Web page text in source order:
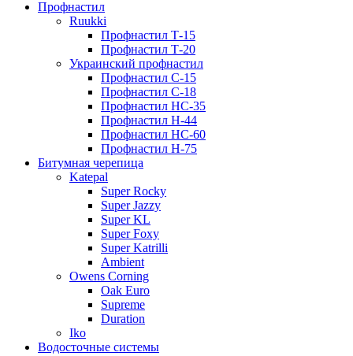
Профнастил
Ruukki
Профнастил Т-15
Профнастил Т-20
Украинский профнастил
Профнастил С-15
Профнастил С-18
Профнастил НС-35
Профнастил Н-44
Профнастил НС-60
Профнастил Н-75
Битумная черепица
Katepal
Super Rocky
Super Jazzy
Super KL
Super Foxy
Super Katrilli
Ambient
Owens Corning
Oak Euro
Supreme
Duration
Iko
Водосточные системы